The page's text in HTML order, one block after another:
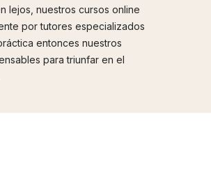
lejos, nuestros cursos online
por tutores especializados
entonces nuestros
para triunfar en el